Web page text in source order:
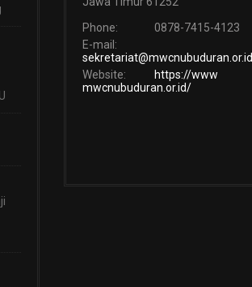
Phone:
0878-7415-4123
E-mail:
sekretariat@mwcnubuduran.or.id
Website:
https://www
mwcnubuduran.or.id/